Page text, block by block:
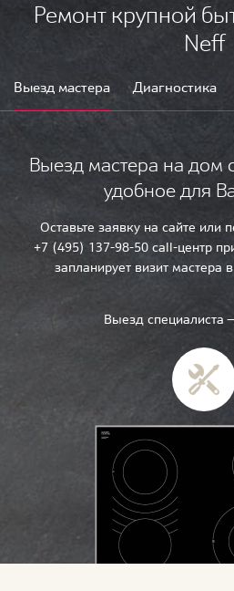
Ремонт крупной
Neff
Выезд мастера Диагностика
Выезд мастера на дом
удобное для
Оставьте заявку на сайте или
+7 (495) 137-98-50 call-центр
запланирует визит мастера
Выезд специалиста